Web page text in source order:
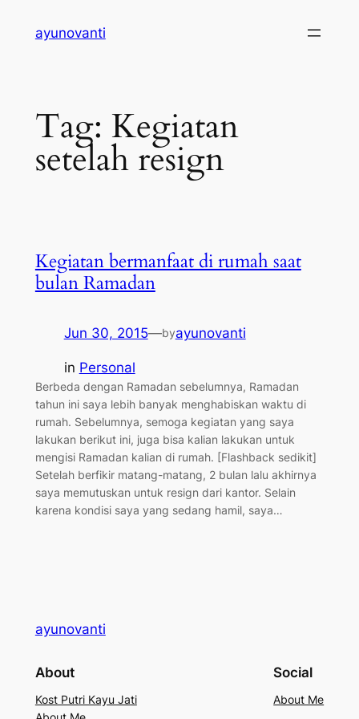
ayunovanti
Tag: Kegiatan
setelah resign
Kegiatan bermanfaat di rumah saat
bulan Ramadan
Jun 30, 2015—byayunovanti
in Personal
Berbeda dengan Ramadan sebelumnya, Ramadan
tahun ini saya lebih banyak menghabiskan waktu di
rumah. Sebelumnya, semoga kegiatan yang saya
lakukan berikut ini, juga bisa kalian lakukan untuk
mengisi Ramadan kalian di rumah. [Flashback sedikit]
Setelah berfikir matang-matang, 2 bulan lalu akhirnya
saya memutuskan untuk resign dari kantor. Selain
karena kondisi saya yang sedang hamil, saya…
ayunovanti
About
Kost Putri Kayu Jati
Social
About Me